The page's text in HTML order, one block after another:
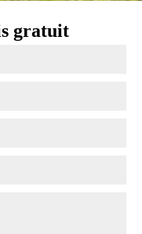
gratuit